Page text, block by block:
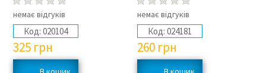
немає відгуків
Код: 020104
325 грн
немає відгуків
Код: 024181
260 грн